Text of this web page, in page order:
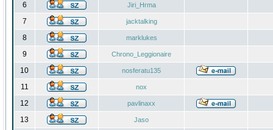
6
Jiri_Hrma
7 jacktalking
8 marklukes
9 Chrono_Leggionaire
10 nosferatu135
11 nox
12 pavlinaxx
13 Jaso